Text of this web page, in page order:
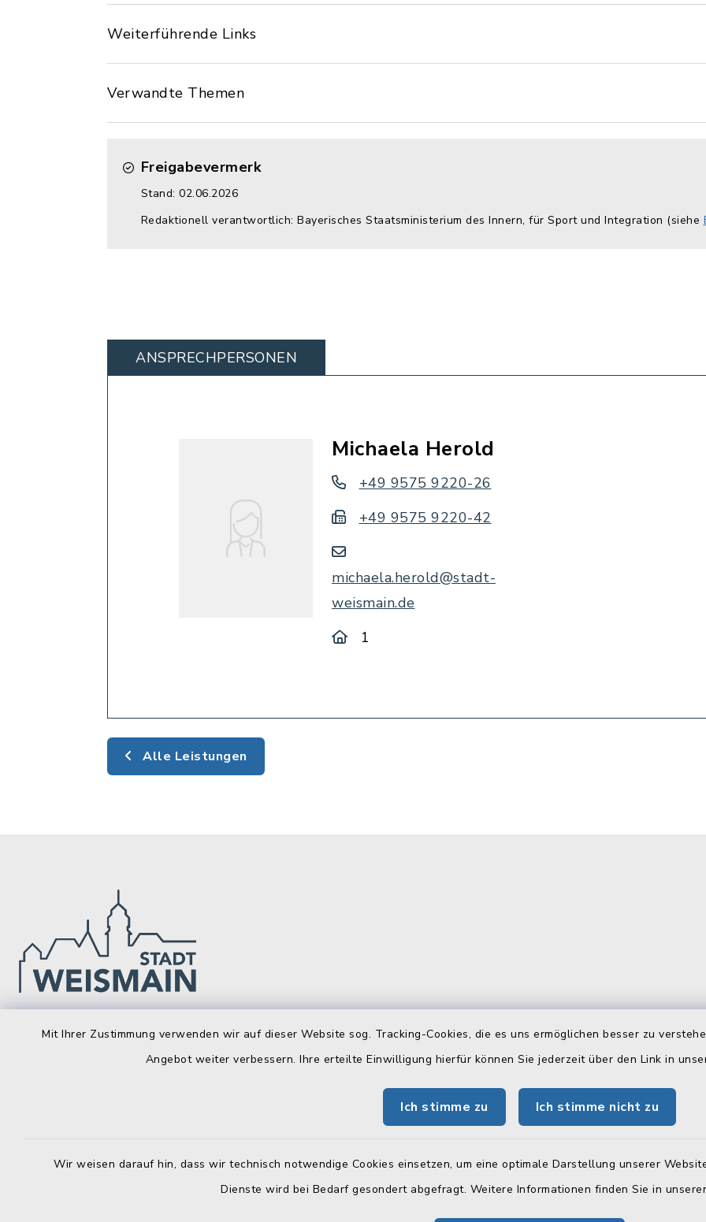
Mit Ihrer Zustimmung verwenden wir auf dieser Website sog. Tracking-Cookies, die es uns ermöglichen besser zu
Angebot weiter verbessern. Ihre erteilte Einwilligung hierfür können Sie jederzeit über den Link in
Ich stimme zu Ich stimme nicht zu
Wir weisen darauf hin, dass wir technisch notwendige Cookies einsetzen, um eine optimale Darstellung unserer
Dienste wird bei Bedarf gesondert abgefragt. Weitere Informationen finden Sie in
Weiterführende Links
Verwandte Themen
Freigabevermerk
Stand: 02.06.2026
Redaktionell verantwortlich: Bayerisches Staatsministerium des Innern, für Sport und Integration (siehe
ANSPRECHPERSONEN
Michaela Herold
+49 9575 9220-26
+49 9575 9220-42
michaela.herold@stadt-
weismain.de
1
Alle Leistungen
Stadt Weismain
09575 922043
rathaus@stadt-weismain.de
Öffnungszeiten
13.00-16.00 Uhr
Donnerstag zusätzlich:
Telefonverzeichnis als PDF
herunterladen: